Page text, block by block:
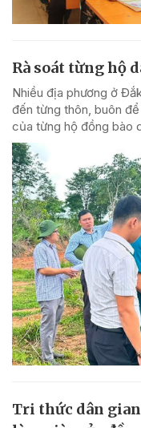
Rà soát từng hộ
Nhiều địa phương ở
đến từng thôn, buôn
của từng hộ đồng bào
Tri thức dân